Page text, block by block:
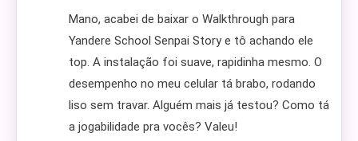
Mano, acabei de baixar o Walkthrough para
Yandere School Senpai Story e tô achando ele
top. A instalação foi suave, rapidinha mesmo. O
desempenho no meu celular tá brabo, rodando
liso sem travar. Alguém mais já testou? Como tá
a jogabilidade pra vocês? Valeu!